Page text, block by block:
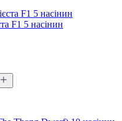
F1 5 насінин